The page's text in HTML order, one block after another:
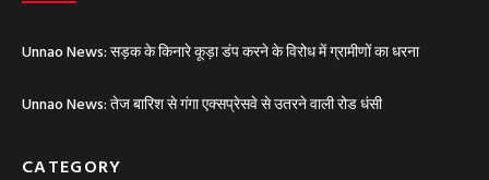
Unnao News: सड़क के किनारे कूड़ा डंप करने के विरोध में ग्रामीणों का धरना
Unnao News: तेज बारिश से गंगा एक्सप्रेसवे से उतरने वाली रोड धंसी
CATEGORY